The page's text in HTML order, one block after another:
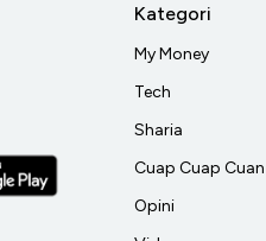
Kategori
My Money
Tech
Sharia
Cuap Cuap Cuan
Opini